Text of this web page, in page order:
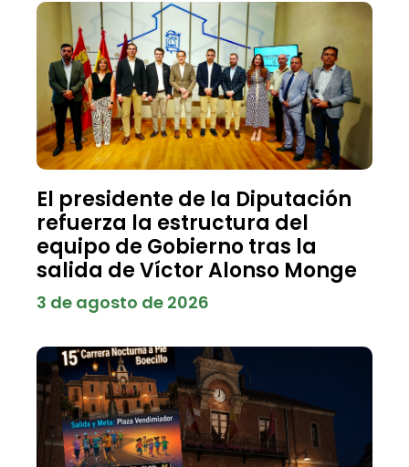
El presidente de la Diputación
refuerza la estructura del
equipo de Gobierno tras la
salida de Víctor Alonso Monge
3 de agosto de 2026